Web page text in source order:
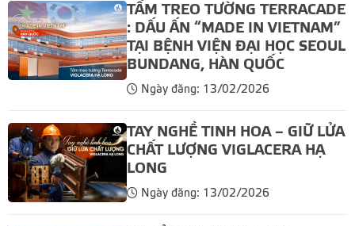
TẤM TREO TƯỜNG TERRACADE
: DẤU ẤN “MADE IN VIETNAM”
TẠI BỆNH VIỆN ĐẠI HỌC SEOUL
BUNDANG, HÀN QUỐC
Ngày đăng: 13/02/2026
TAY NGHỀ TINH HOA – GIỮ LỬA
CHẤT LƯỢNG VIGLACERA HẠ
LONG
Ngày đăng: 13/02/2026